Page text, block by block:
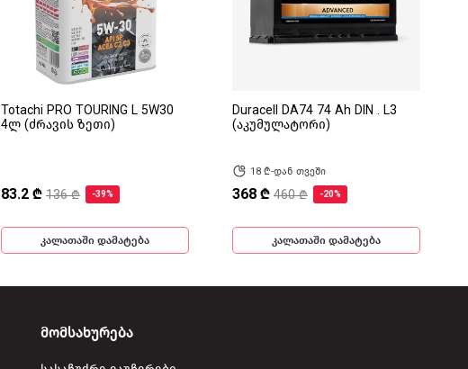
Totachi PRO TOURING L 5W30
4ლ (ძრავის ზეთი)
83.2 ₾ 136 ₾ -39%
კალათაში დამატება
Duracell DA74 74 Ah DIN . L3
(აკუმულატორი)
18 ₾-დან თვეში
368 ₾ 460 ₾ -20%
კალათაში დამატება
მომსახურება